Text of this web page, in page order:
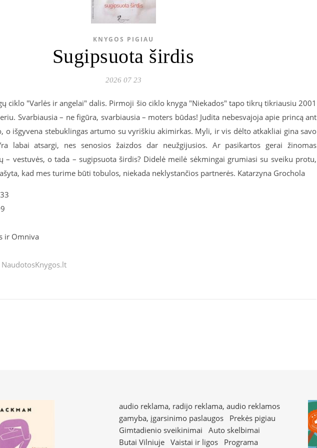
KNYGOS PIGIAU
Sugipsuota širdis
2026 07 23
ciklo "Varlės ir angelai" dalis. Pirmoji šio ciklo knyga "Niekados" tapo tikrų tikriausiu 2001
Svarbiausia – ne figūra, svarbiausia – moters būdas! Judita nebesvajoja apie princą ant
o išgyvena stebuklingas artumo su vyriškiu akimirkas. Myli, ir vis dėlto atkakliai gina savo
labai atsargi, nes senosios žaizdos dar neužgijusios. Ar pasikartos gerai žinomas
– vestuvės, o tada – sugipsuota širdis? Didelė meilė sėkmingai grumiasi su sveiku protu,
kad mes turime būti tobulos, niekada neklystančios partnerės. Katarzyna Grochola
ir Omniva
NaudotosKnygos.lt
audio reklama, radijo reklama, audio reklamos
gamyba, įgarsinimo paslaugos
Prekės pigiau
Gimtadienio sveikinimai
Auto skelbimai
Butai Vilniuje Vaistai ir ligos Programa